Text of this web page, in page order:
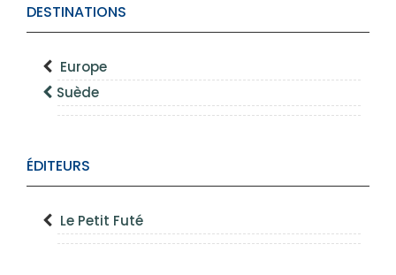
DESTINATIONS
Europe
Suède
ÉDITEURS
Le Petit Futé